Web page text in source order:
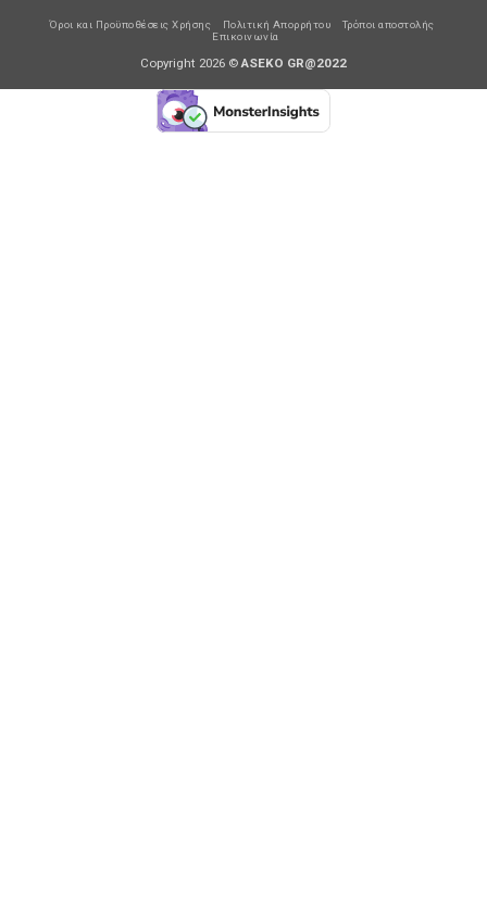
Όροι και Προϋποθέσεις Χρήσης Πολιτική Απορρήτου
Τρόποι αποστολής
Επικοινωνία
Copyright 2026 ©ASEKO GR@2022